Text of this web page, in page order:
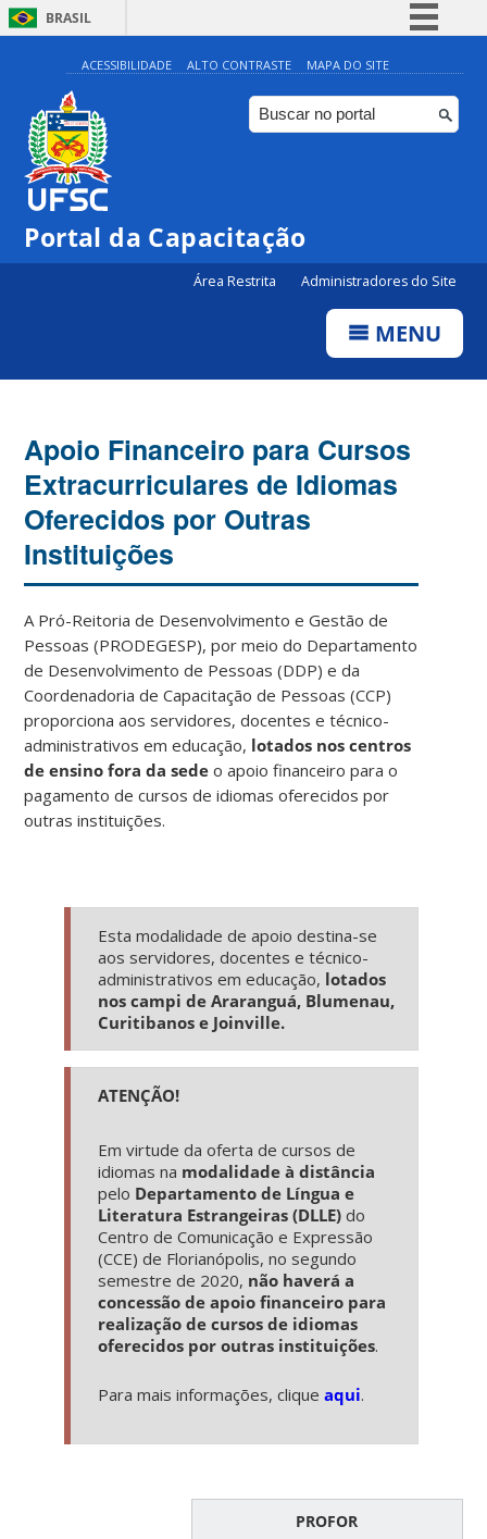
BRASIL
Simplifique!
Comunica BR
Participe
ACESSIBILIDADE ALTO CONTRASTE MAPA DO SITE
Portal da Capacitação
Área Restrita Administradores do Site
MENU
Apoio Financeiro para Cursos
Extracurriculares de Idiomas
Oferecidos por Outras
Instituições
A Pró-Reitoria de Desenvolvimento e Gestão de
Pessoas (PRODEGESP), por meio do Departamento
de Desenvolvimento de Pessoas (DDP) e da
Coordenadoria de Capacitação de Pessoas (CCP)
proporciona aos servidores, docentes e técnico-
administrativos em educação, lotados nos centros
de ensino fora da sede o apoio financeiro para o
pagamento de cursos de idiomas oferecidos por
outras instituições.
Esta modalidade de apoio destina-se
aos servidores, docentes e técnico-
administrativos em educação, lotados
nos campi de Araranguá, Blumenau,
Curitibanos e Joinville.
ATENÇÃO!
Em virtude da oferta de cursos de
idiomas na modalidade à distância
pelo Departamento de Língua e
Literatura Estrangeiras (DLLE)do
Centro de Comunicação e Expressão
(CCE) de Florianópolis, no segundo
semestre de 2020, não haverá a
concessão de apoio financeiro para
realização de cursos de idiomas
oferecidos por outras instituições.
Para mais informações, clique aqui.
PROFOR